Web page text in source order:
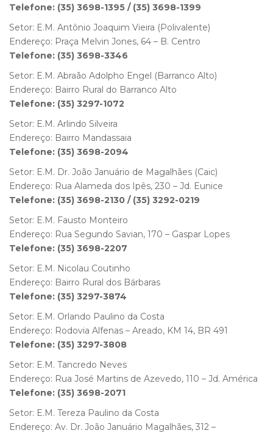
Telefone: (35) 3698-1395 / (35) 3698-1399
Setor: E.M. Antônio Joaquim Vieira (Polivalente)
Endereço: Praça Melvin Jones, 64 – B. Centro
Telefone: (35) 3698-3346
Setor: E.M. Abraão Adolpho Engel (Barranco Alto)
Endereço: Bairro Rural do Barranco Alto
Telefone: (35) 3297-1072
Setor: E.M. Arlindo Silveira
Endereço: Bairro Mandassaia
Telefone: (35) 3698-2094
Setor: E.M. Dr. João Januário de Magalhães (Caic)
Endereço: Rua Alameda dos Ipês, 230 – Jd. Eunice
Telefone: (35) 3698-2130 / (35) 3292-0219
Setor: E.M. Fausto Monteiro
Endereço: Rua Segundo Savian, 170 – Gaspar Lopes
Telefone: (35) 3698-2207
Setor: E.M. Nicolau Coutinho
Endereço: Bairro Rural dos Bárbaras
Telefone: (35) 3297-3874
Setor: E.M. Orlando Paulino da Costa
Endereço: Rodovia Alfenas – Areado, KM 14, BR 491
Telefone: (35) 3297-3808
Setor: E.M. Tancredo Neves
Endereço: Rua José Martins de Azevedo, 110 – Jd. América
Telefone: (35) 3698-2071
Setor: E.M. Tereza Paulino da Costa
Endereço: Av. Dr. João Januário Magalhães, 312 –